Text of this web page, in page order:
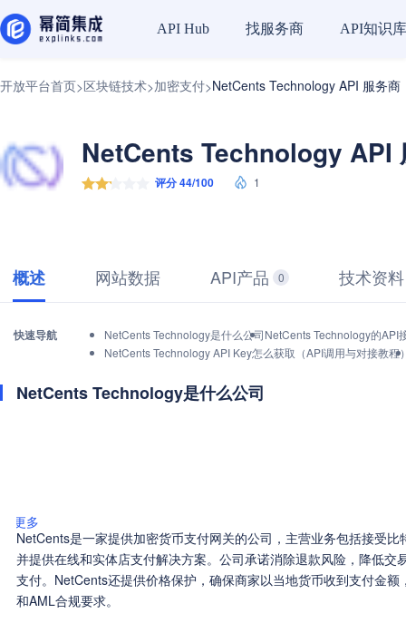
API Hub 找服务商 API知识库
开放平台首页>区块链技术>加密支付>NetCents Technology API 服务商
NetCents Technology API
评分 44/100 1
概述 网站数据 API产品 0 技术资料
快速导航 NetCents Technology是什么公司NetCents Technology的API
NetCents Technology API Key怎么获取（API调用与对接教程
NetCents Technology是什么公司
更多
NetCents是一家提供加密货币支付网关的公司，主营业务包括接受
并提供在线和实体店支付解决方案。公司承诺消除退款风险，降低交
支付。NetCents还提供价格保护，确保商家以当地货币收到支付金
和AML合规要求。